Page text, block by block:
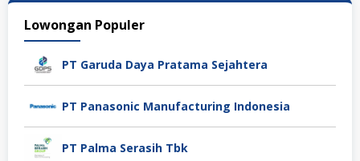
Lowongan Populer
PT Garuda Daya Pratama Sejahtera
PT Panasonic Manufacturing Indonesia
PT Palma Serasih Tbk